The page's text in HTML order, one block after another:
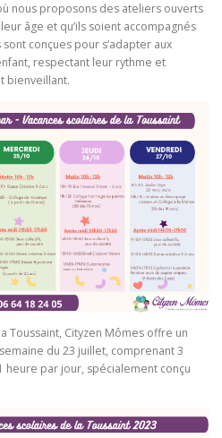
nous proposons des ateliers ouverts
âge et qu’ils soient accompagnés
conçues pour s’adapter aux
respectant leur rythme et
bienveillant.
Toussaint, Cityzen Mômes offre un
du 23 juillet, comprenant 3
heure par jour, spécialement conçu